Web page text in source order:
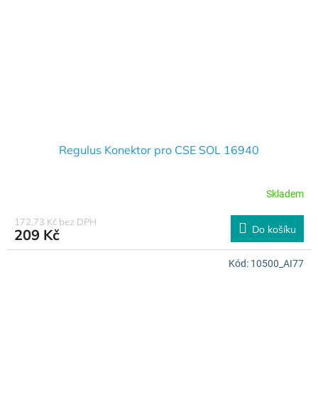
Regulus Konektor pro CSE SOL 16940
Skladem
172,73 Kč bez DPH
209 Kč Do košíku
Kód: 10500_AI77